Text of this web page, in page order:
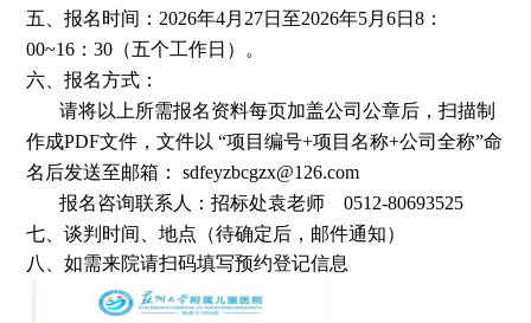
五、报名时间： 2026年4月 27日至2026年5月6日8 ：
00~16 ：30 （五个工作日）。
六、报名方式：
请将以上所需报名资料每页加盖公司公章后，扫描制
作成PDF文件，文件以 “项目编号+项目名称+公司全称”命
名后发送至邮箱：
sdfeyzbcgzx@126.com
报名咨询联系人：招标处袁老师 0512-80693525
七、谈判时间、地点（待确定后，邮件通知）
八、如需来院请扫码填写预约登记信息